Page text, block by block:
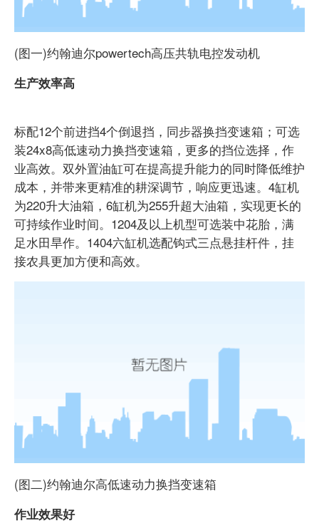
(图一)约翰迪尔powertech高压共轨电控发动机
生产效率高
标配12个前进挡4个倒退挡，同步器换挡变速箱；可选
装24x8高低速动力换挡变速箱，更多的挡位选择，作
业高效。双外置油缸可在提高提升能力的同时降低维护
成本，并带来更精准的耕深调节，响应更迅速。4缸机
为220升大油箱，6缸机为255升超大油箱，实现更长的
可持续作业时间。1204及以上机型可选装中花胎，满
足水田旱作。1404六缸机选配钩式三点悬挂杆件，挂
接农具更加方便和高效。
(图二)约翰迪尔高低速动力换挡变速箱
作业效果好